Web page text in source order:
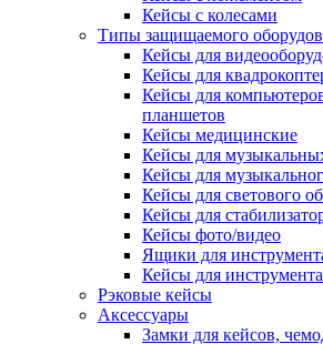
Кейсы с колесами
Типы защищаемого
Кейсы для
Кейсы для
Кейсы для
планшетов
Кейсы медицинские
Кейсы для
Кейсы для
Кейсы для светового
Кейсы для
Кейсы фото/видео
Ящики для
Кейсы для инструмента
Рэковые кейсы
Аксессуары
Замки для кейсов,